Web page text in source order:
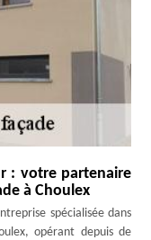
: votre partenaire
à Choulex
spécialisée dans
opérant depuis de